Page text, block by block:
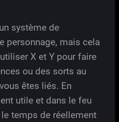
système de
personnage, mais cela
X et Y pour faire
ou des sorts au
êtes liés. En
utile et dans le feu
temps de réellement